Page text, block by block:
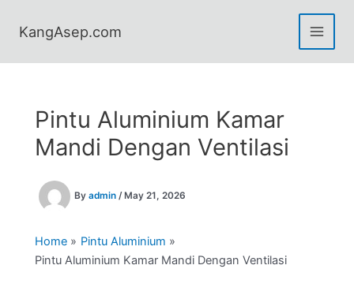
KangAsep.com
Pintu Aluminium Kamar
Mandi Dengan Ventilasi
By admin / May 21, 2026
Home
Pintu Aluminium
Pintu Aluminium Kamar Mandi Dengan Ventilasi